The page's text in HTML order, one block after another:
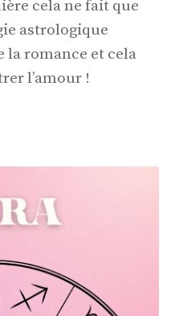
cela ne fait que
astrologique
la romance et cela
l’amour !